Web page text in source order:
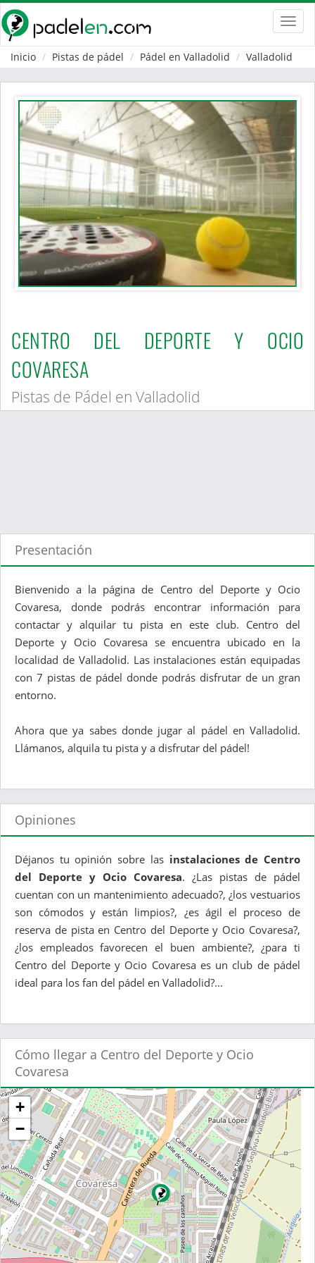
Inicio
Pistas de pádel Pádel en Valladolid Valladolid
CENTRO DEL DEPORTE Y OCIO
COVARESA
Pistas de Pádel en Valladolid
Presentación
Bienvenido a la página de Centro del Deporte y Ocio
Covaresa, donde podrás encontrar información para
contactar y alquilar tu pista en este club. Centro del
Deporte y Ocio Covaresa se encuentra ubicado en la
localidad de Valladolid. Las instalaciones están equipadas
con 7 pistas de pádel donde podrás disfrutar de un gran
entorno.
Ahora que ya sabes donde jugar al pádel en Valladolid.
Llámanos, alquila tu pista y a disfrutar del pádel!
Opiniones
Déjanos tu opinión sobre las instalaciones de Centro
del Deporte y Ocio Covaresa. ¿Las pistas de pádel
cuentan con un mantenimiento adecuado?, ¿los vestuarios
son cómodos y están limpios?, ¿es ágil el proceso de
reserva de pista en Centro del Deporte y Ocio Covaresa?,
¿los empleados favorecen el buen ambiente?, ¿para ti
Centro del Deporte y Ocio Covaresa es un club de pádel
ideal para los fan del pádel en Valladolid?...
Cómo llegar a Centro del Deporte y Ocio
Covaresa
+
−